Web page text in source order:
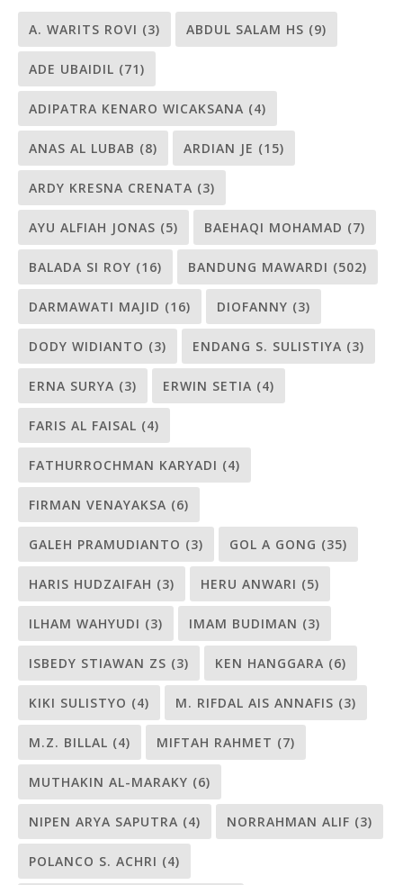
A. WARITS ROVI (3) ABDUL SALAM HS (9)
ADE UBAIDIL (71)
ADIPATRA KENARO WICAKSANA (4)
ANAS AL LUBAB (8) ARDIAN JE (15)
ARDY KRESNA CRENATA (3)
AYU ALFIAH JONAS (5) BAEHAQI MOHAMAD (7)
BALADA SI ROY (16) BANDUNG MAWARDI (502)
DARMAWATI MAJID (16) DIOFANNY (3)
DODY WIDIANTO (3) ENDANG S. SULISTIYA (3)
ERNA SURYA (3) ERWIN SETIA (4)
FARIS AL FAISAL (4)
FATHURROCHMAN KARYADI (4)
FIRMAN VENAYAKSA (6)
GALEH PRAMUDIANTO (3) GOL A GONG (35)
HARIS HUDZAIFAH (3) HERU ANWARI (5)
ILHAM WAHYUDI (3) IMAM BUDIMAN (3)
ISBEDY STIAWAN ZS (3) KEN HANGGARA (6)
KIKI SULISTYO (4) M. RIFDAL AIS ANNAFIS (3)
M.Z. BILLAL (4) MIFTAH RAHMET (7)
MUTHAKIN AL-MARAKY (6)
NIPEN ARYA SAPUTRA (4) NORRAHMAN ALIF (3)
POLANCO S. ACHRI (4)